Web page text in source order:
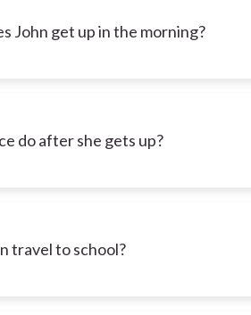
John get up in the morning?
do after she gets up?
travel to school?